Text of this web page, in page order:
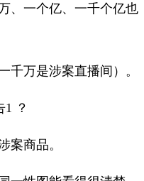
、一个亿、一千个亿也
千万是涉案直播间）。
1 ？
案商品。